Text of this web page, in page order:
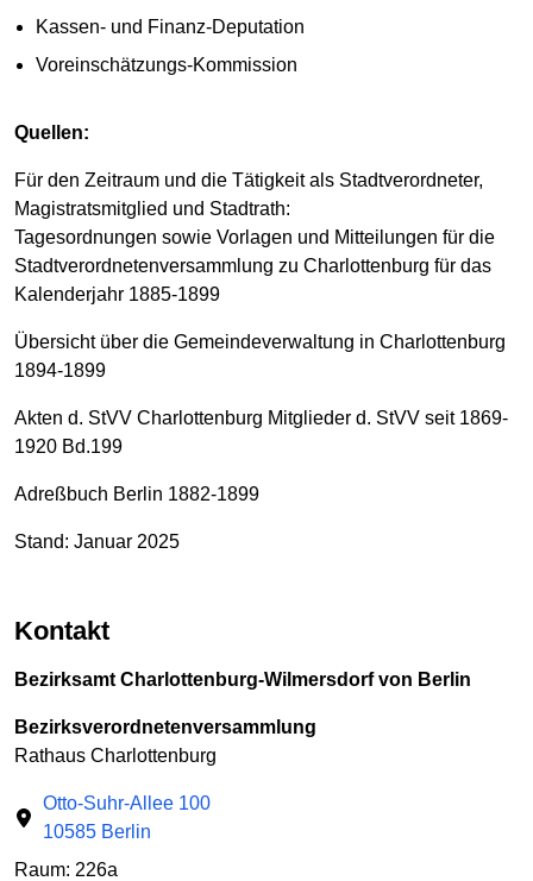
Kassen- und Finanz-Deputation
Voreinschätzungs-Kommission
Quellen:
Für den Zeitraum und die Tätigkeit als Stadtverordneter,
Magistratsmitglied und Stadtrath:
Tagesordnungen sowie Vorlagen und Mitteilungen für die
Stadtverordnetenversammlung zu Charlottenburg für das
Kalenderjahr 1885-1899
Übersicht über die Gemeindeverwaltung in Charlottenburg
1894-1899
Akten d. StVV Charlottenburg Mitglieder d. StVV seit 1869-
1920 Bd.199
Adreßbuch Berlin 1882-1899
Stand: Januar 2025
Kontakt
Bezirksamt Charlottenburg-Wilmersdorf von Berlin
Bezirksverordnetenversammlung
Rathaus Charlottenburg
Otto-Suhr-Allee 100
10585 Berlin
Raum: 226a